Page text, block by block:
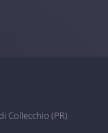
Collecchio (PR)